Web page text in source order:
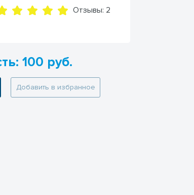
Отзывы: 2
100 руб.
Добавить в избранное